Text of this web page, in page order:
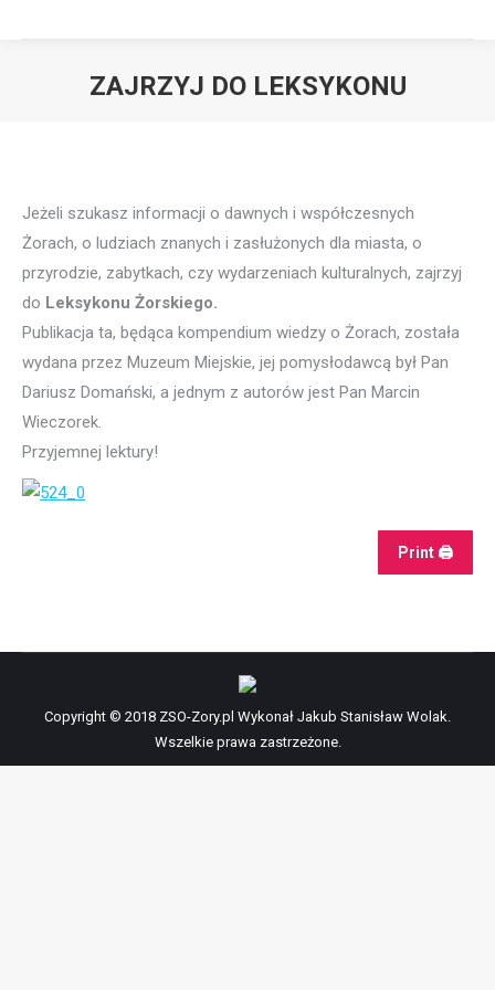
ZAJRZYJ DO LEKSYKONU
Jeżeli szukasz informacji o dawnych i współczesnych
Żorach, o ludziach znanych i zasłużonych dla miasta, o
przyrodzie, zabytkach, czy wydarzeniach kulturalnych, zajrzyj
do Leksykonu Żorskiego.
Publikacja ta, będąca kompendium wiedzy o Żorach, została
wydana przez Muzeum Miejskie, jej pomysłodawcą był Pan
Dariusz Domański, a jednym z autorów jest Pan Marcin
Wieczorek.
Przyjemnej lektury!
Print 🖨
Copyright © 2018 ZSO-Zory.pl Wykonał Jakub Stanisław Wolak.
Wszelkie prawa zastrzeżone.